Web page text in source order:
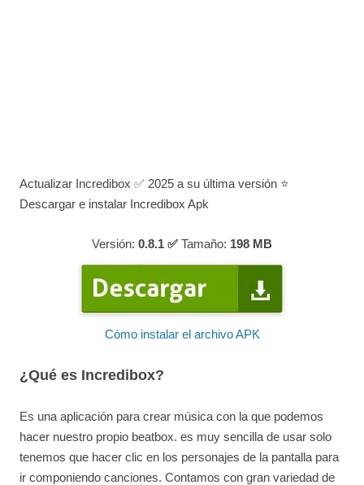
Actualizar Incredibox ✅ 2025 a su última versión ⭐
Descargar e instalar Incredibox Apk
Versión: 0.8.1 ✅ Tamaño: 198 MB
Cómo instalar el archivo APK
¿Qué es Incredibox?
Es una aplicación para crear música con la que podemos
hacer nuestro propio beatbox. es muy sencilla de usar solo
tenemos que hacer clic en los personajes de la pantalla para
ir componiendo canciones. Contamos con gran variedad de